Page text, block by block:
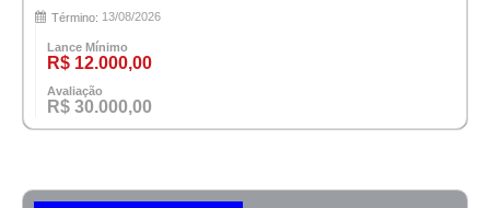
Término: 13/08/2026
Lance Mínimo
R$ 12.000,00
Avaliação
R$ 30.000,00